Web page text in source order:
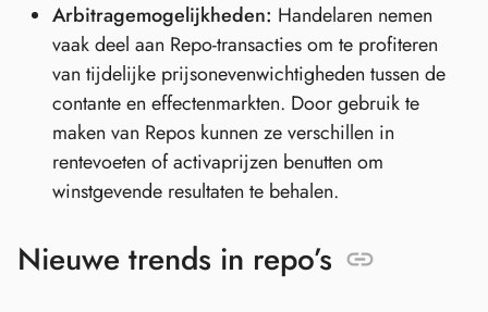
Arbitragemogelijkheden: Handelaren nemen
vaak deel aan Repo-transacties om te profiteren
van tijdelijke prijsonevenwichtigheden tussen de
contante en effectenmarkten. Door gebruik te
maken van Repos kunnen ze verschillen in
rentevoeten of activaprijzen benutten om
winstgevende resultaten te behalen.
Nieuwe trends in repo’s